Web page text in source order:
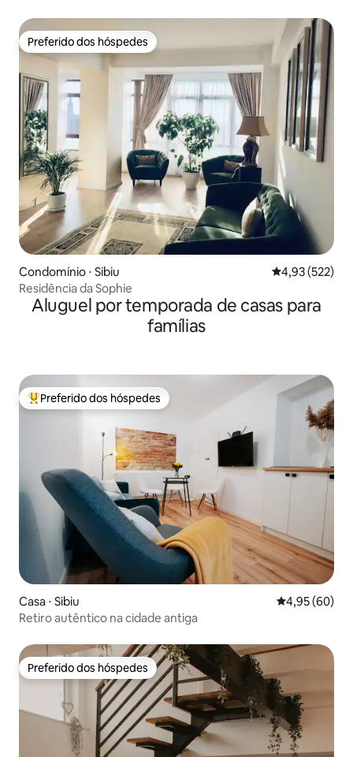
Preferido dos hóspedes
Preferido dos hóspedes
Condomínio ⋅ Sibiu 4,93 de uma
4,93 (522)
Residência da Sophie
Aluguel por temporada de casas para
famílias
Entre os melhores preferidos dos hóspedes
Preferido dos hóspedes
Casa ⋅ Sibiu 4,95 de uma
4,95 (60)
Retiro autêntico na cidade antiga
Preferido dos hóspedes
Preferido dos hóspedes